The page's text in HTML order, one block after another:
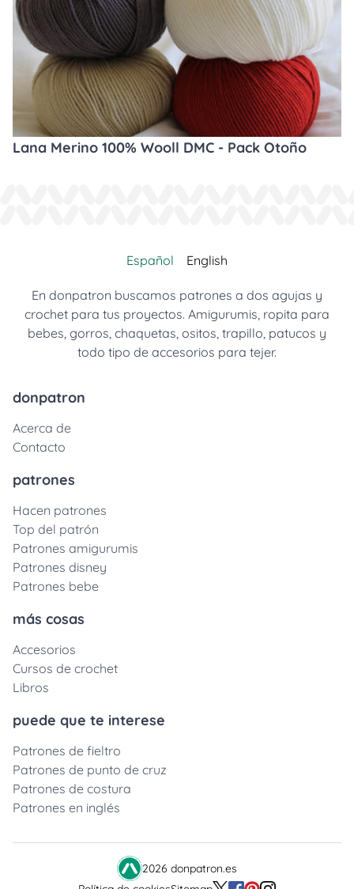
Lana Merino 100% Wooll DMC - Pack Otoño
Español English
En donpatron buscamos patrones a dos agujas y
crochet para tus proyectos. Amigurumis, ropita para
bebes, gorros, chaquetas, ositos, trapillo, patucos y
todo tipo de accesorios para tejer.
donpatron
Acerca de
Contacto
patrones
Hacen patrones
Top del patrón
Patrones amigurumis
Patrones disney
Patrones bebe
más cosas
Accesorios
Cursos de crochet
Libros
puede que te interese
Patrones de fieltro
Patrones de punto de cruz
Patrones de costura
Patrones en inglés
2026 donpatron.es